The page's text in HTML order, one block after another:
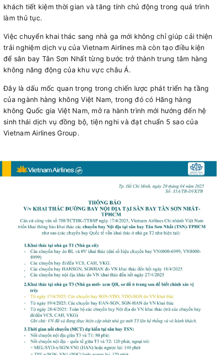
khách tiết kiệm thời gian và tăng tính chủ động trong quá trình
làm thủ tục.
Việc chuyển khai thác sang nhà ga mới không chỉ giúp cải thiện
trải nghiệm dịch vụ của Vietnam Airlines mà còn tạo điều kiện
để sân bay Tân Sơn Nhất từng bước trở thành trung tâm hàng
không năng động của khu vực châu Á.
Đây là dấu mốc quan trọng trong chiến lược phát triển hạ tầng
của ngành hàng không Việt Nam, trong đó có Hãng hàng
không Quốc gia Việt Nam, mở ra hành trình mới hướng đến hệ
sinh thái dịch vụ đồng bộ, tiện nghi và đạt chuẩn 5 sao của
Vietnam Airlines Group.